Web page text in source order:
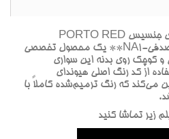
**پک خشگيري بدنه هيونداي جنسيس PORTO RED
PEARL-قرمز-پورتو قرمز صدفي-NA1** يک محصول تخصصي
کوچک روي بدنه اين سواري
از کد رنگ اصلي هيونداي
که رنگ ترميم‌شده کاملاً با
زير تماشا کنيد